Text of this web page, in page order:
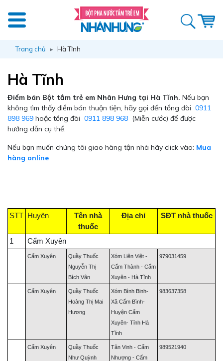
Trang chủ Hà Tĩnh
Hà Tĩnh
Điểm bán Bột tắm trẻ em Nhân Hưng tại Hà Tĩnh. Nếu bạn
không tìm thấy điểm bán thuận tiện, hãy gọi đến tổng đài 0911
898 969 hoặc tổng đài 0911 898 968 (Miễn cước) để được
hướng dẫn cụ thể.
Nếu bạn muốn chúng tôi giao hàng tận nhà hãy click vào: Mua
hàng online
STT Huyện
Tên nhà
thuốc
Địa chỉ SĐT nhà thuốc
1 Cẩm Xuyên
Cẩm Xuyên
Quầy Thuốc
Nguyễn Thị
Bích Vân
Xóm Liên Việt -
Cẩm Thành - Cẩm
Xuyên - Hà Tĩnh
979031459
Cẩm Xuyên
Quầy Thuốc
Hoàng Thị Mai
Hương
Xóm Bình Binh-
Xã Cẩm Bình-
Huyện Cẩm
Xuyên- Tỉnh Hà
Tĩnh
983637358
Cẩm Xuyên
Quầy Thuốc
Như Quỳnh
Tân Vinh - Cẩm
Nhượng - Cẩm
989521940